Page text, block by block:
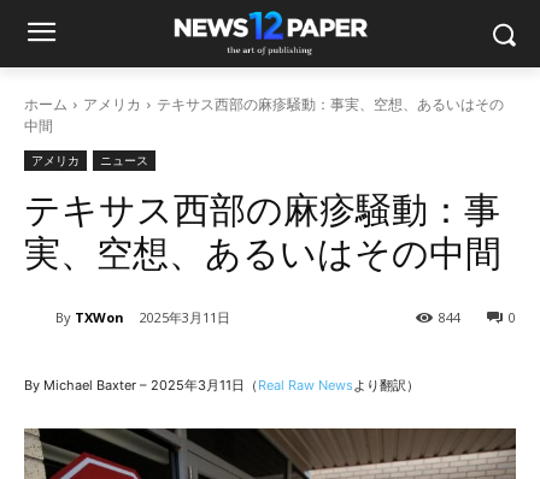
ホーム アメリカ
テキサス西部の麻疹騒動：事実、空想、あるいはその
中間
アメリカ ニュース
テキサス西部の麻疹騒動：事
実、空想、あるいはその中間
By TXWon 2025年3月11日 0
844
By Michael Baxter – 2025年3月11日（ Real Raw Newsより翻訳）